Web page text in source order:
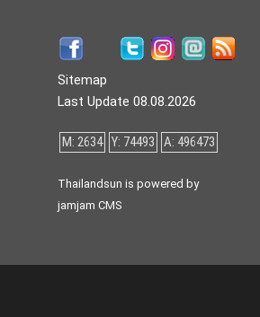
Sitemap
Last Update 08.08.2026
M: 2634 Y: 74493 A: 496473
Thailandsun is powered by
jamjam CMS